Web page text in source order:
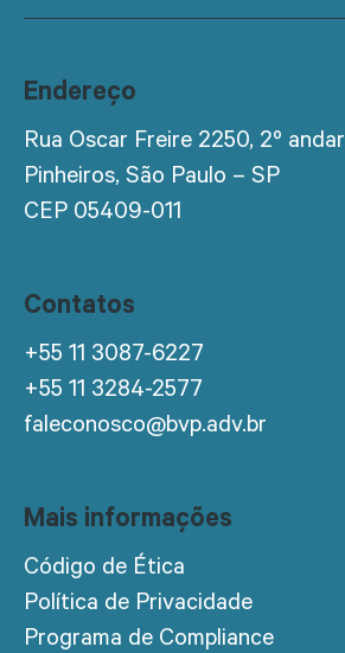
Endereço
Rua Oscar Freire 2250, 2º andar
Pinheiros, São Paulo – SP
CEP 05409-011
Contatos
+55 11 3087-6227
+55 11 3284-2577
faleconosco@bvp.adv.br
Mais informações
Código de Ética
Política de Privacidade
Programa de Compliance